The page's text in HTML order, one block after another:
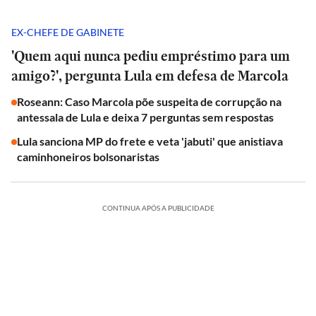
EX-CHEFE DE GABINETE
'Quem aqui nunca pediu empréstimo para um
amigo?', pergunta Lula em defesa de Marcola
Roseann: Caso Marcola põe suspeita de corrupção na
antessala de Lula e deixa 7 perguntas sem respostas
Lula sanciona MP do frete e veta 'jabuti' que anistiava
caminhoneiros bolsonaristas
CONTINUA APÓS A PUBLICIDADE